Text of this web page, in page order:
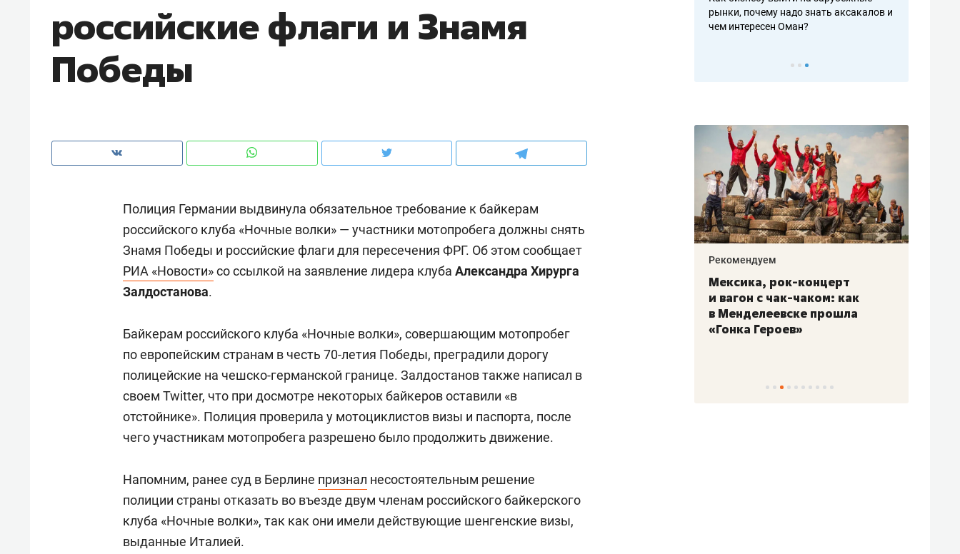
российские флаги и Знамя
Победы
Полиция Германии выдвинула обязательное требование к байкерам
российского клуба «Ночные волки» — участники мотопробега должны снять
Знамя Победы и российские флаги для пересечения ФРГ. Об этом сообщает
РИА «Новости»со ссылкой на заявление лидера клуба Александра Хирурга
Залдостанова.
Байкерам российского клуба «Ночные волки», совершающим мотопробег
по европейским странам в честь 70-летия Победы, преградили дорогу
полицейские на чешско-германской границе. Залдостанов также написал в
своем Twitter, что при досмотре некоторых байкеров оставили «в
отстойнике». Полиция проверила у мотоциклистов визы и паспорта, после
чего участникам мотопробега разрешено было продолжить движение.
Напомним, ранее суд в Берлине признал несостоятельным решение
полиции страны отказать во въезде двум членам российского байкерского
клуба «Ночные волки», так как они имели действующие шенгенские визы,
выданные Италией.
рынки, почему надо знать аксакалов и
чем интересен Оман?
о трехкратном росте цен, дотошных
клиентах и чудных запросах мастеров
рынки, почему надо знать аксакалов и
чем интересен Оман?
Как ГК «МИР ГРУПП» и ВТБ
создают оазис жилого
Рекомендуем
150 камер до квартиры и Face
Рекомендуем
Опыт выживания в дикой
состоянием как основа
антихрупких команд
Рекомендуем
Мексика, рок-концерт
и вагон с чак-чаком: как
в Менделеевске прошла
«Гонка Героев»